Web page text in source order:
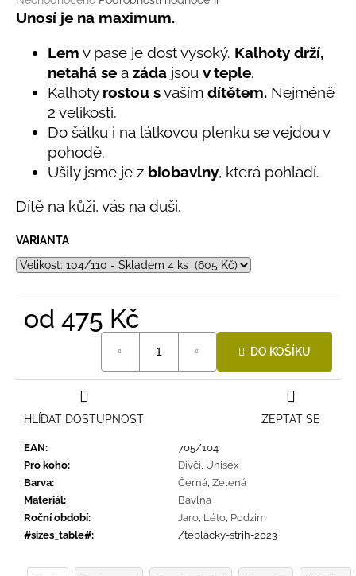
hodnocení
produktu
Unosí je na maximum.
Lem v pase je dost vysoký. Kalhoty drží,
netahá se a záda jsou v teple.
Kalhoty rostou svaším dítětem. Nejméně
2 velikosti.
Do šátku i na látkovou plenku se vejdou v
pohodě.
Ušily jsme je z biobavlny, která pohladí.
Dítě na kůži, vás na duši.
VARIANTA
od 475 Kč
DO KOŠÍKU
EAN:
705/104
Pro koho: Dívčí, Unisex
Barva: Černá, Zelená
Materiál:
Bavlna
Roční období: Jaro, Léto, Podzim
#sizes_table#: /teplacky-strih-2023
ZEPTAT SE
HLÍDAT DOSTUPNOST
u
BAMBUSOVÉ
TRIKO
NÁMOŘNICKÉ
PRUHY
435